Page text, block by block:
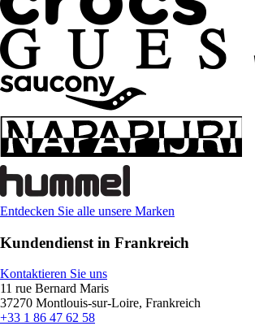
Entdecken Sie alle unsere Marken
Kundendienst in Frankreich
Kontaktieren Sie uns
11 rue Bernard Maris
37270 Montlouis-sur-Loire, Frankreich
+33 1 86 47 62 58